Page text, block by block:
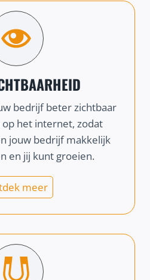
bedrijf beter zichtbaar
het internet, zodat
jouw bedrijf makkelijk
en jij kunt groeien.
meer